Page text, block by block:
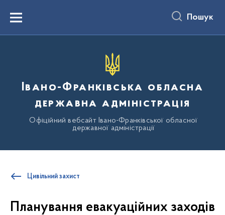
вмістуMenu Пошук
Івано-Франківська обласна
державна адміністрація
Офіційний вебсайт Івано-Франківської обласної
державної адміністрації
Цивільний захист
Планування евакуаційних заходів